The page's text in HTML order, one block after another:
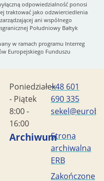
odpowiedzialność ponosi
traktować jako odzwierciedlenia
ani wspólnego
Południowy Bałtyk
w ramach programu Interreg
Europejskiego Funduszu
Poniedziałek
- Piątek
8:00 -
16:00
+48 601
690 335
ArchiwumStrona
archiwalna
ERB
Zakończone